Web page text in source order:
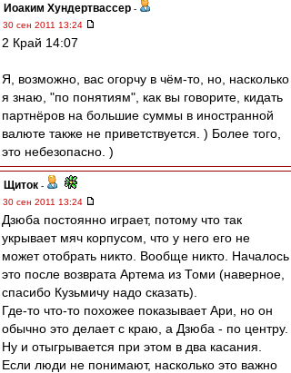
Иоаким Хундертвассер -
30 сен 2011 13:24
2 Край 14:07
Я, возможно, вас огорчу в чём-то, но, насколько
я знаю, "по понятиям", как вы говорите, кидать
партнёров на большие суммы в иностранной
валюте также не приветствуется. ) Более того,
это небезопасно. )
Щиток -
30 сен 2011 13:24
Дзюба постоянно играет, потому что так
укрывает мяч корпусом, что у него его не
может отобрать никто. Вообще никто. Началось
это после возврата Артема из Томи (наверное,
спасибо Кузьмичу надо сказать).
Где-то что-то похожее показывает Ари, но он
обычно это делает с краю, а Дзюба - по центру.
Ну и отыгрывается при этом в два касания.
Если люди не понимают, насколько это важно